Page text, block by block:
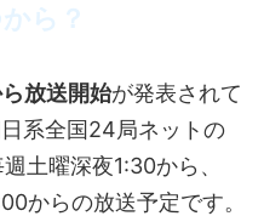
ら？
放送開始が発表されて
系全国24局ネットの
土曜深夜1:30から、
からの放送予定です。